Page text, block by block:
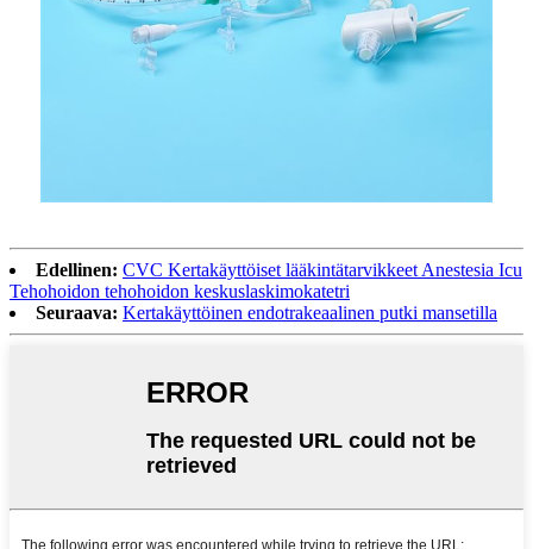
Edellinen: CVC Kertakäyttöiset lääkintätarvikkeet Anestesia Icu
Tehohoidon tehohoidon keskuslaskimokatetri
Seuraava: Kertakäyttöinen endotrakeaalinen putki mansetilla